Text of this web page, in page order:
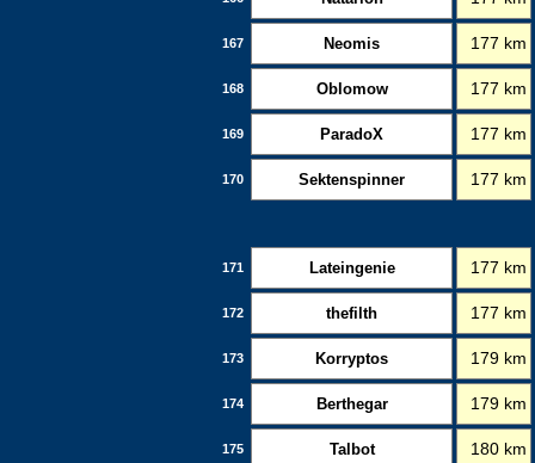
167 Neomis 177 km
168 Oblomow 177 km
169 ParadoX 177 km
170 Sektenspinner 177 km
171 Lateingenie 177 km
172 thefilth 177 km
173 Korryptos 179 km
174 Berthegar 179 km
175 Talbot 180 km